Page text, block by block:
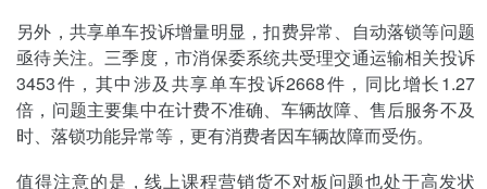
另外，共享单车投诉增量明显，扣费异常、自动落锁等问题
亟待关注。三季度，市消保委系统共受理交通运输相关投诉
3453件，其中涉及共享单车投诉2668件，同比增长1.27
倍，问题主要集中在计费不准确、车辆故障、售后服务不及
时、落锁功能异常等，更有消费者因车辆故障而受伤。
值得注意的是，线上课程营销货不对板问题也处于高发状